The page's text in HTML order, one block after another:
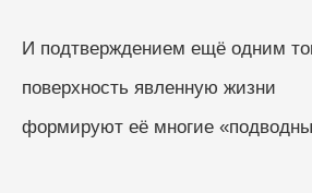
И подтверждением ещё одним
поверхность явленную жизни
формируют её многие